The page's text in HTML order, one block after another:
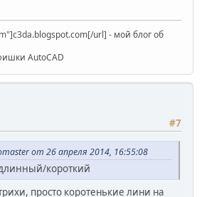
url] - мой блог об
AutoCAD
#7
от 26 апреля 2014, 16:55:08
короткий
просто коротенькие лини на